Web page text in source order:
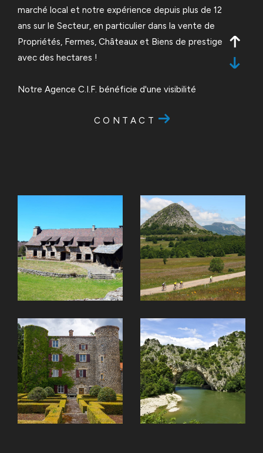
marché local et notre expérience depuis plus de 12
ans sur le Secteur, en particulier dans la vente de
Propriétés, Fermes, Châteaux et Biens de prestige
avec des hectares !
Notre Agence C.I.F. bénéficie d'une visibilité
600 sites immobiliers nationaux et internationaux,
Nous sommes à votre écoute pour comprendre
vos besoins spécifiques et pour vous proposer les
meilleures solutions. Que vous cherchiez à acheter,
vendre ou louer un bien immobilier en Montagne
Ardéchoise, Sud-Ardèche, ainsi qu’en Haute-Loire,
nous sommes là pour vous guider et vous fournir un
Nous pourrons aussi vous apporter un service
complet avec notre réseau de partenaires
(Géomètres, Diagnostiqueurs, Courtiers, Notaires,
Constructeurs, Bâtisseurs, Artisans, etc.) avec qui
nous travaillons depuis de nombreuses années !
CONTACT